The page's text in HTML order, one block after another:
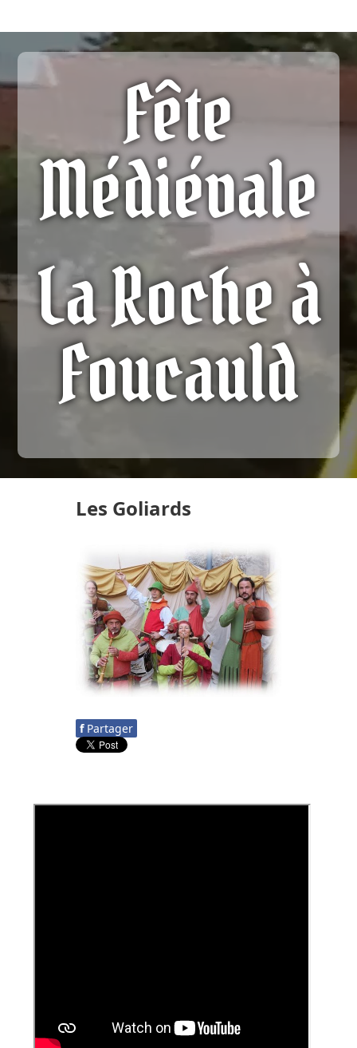
Fête
Médiévale
La Roche à
Foucauld
Les Goliards
f Partager